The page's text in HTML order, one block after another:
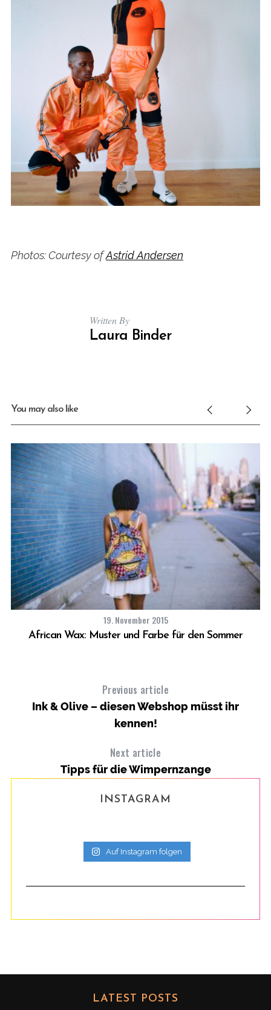
Photos: Courtesy ofAstrid Andersen
Written By
Laura Binder
You may also like
19. November 2015
African Wax: Muster und Farbe für den Sommer
Previous article
Ink & Olive – diesen Webshop müsst ihr
kennen!
Next article
Tipps für die Wimpernzange
INSTAGRAM
Auf Instagram folgen
LATEST POSTS